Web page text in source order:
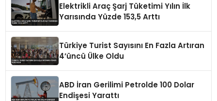
Elektrikli Araç Şarj Tüketimi Yılın İlk
Yarısında Yüzde 153,5 Arttı
Türkiye Turist Sayısını En Fazla Artıran
4’üncü Ülke Oldu
ABD İran Gerilimi Petrolde 100 Dolar
Endişesi Yarattı